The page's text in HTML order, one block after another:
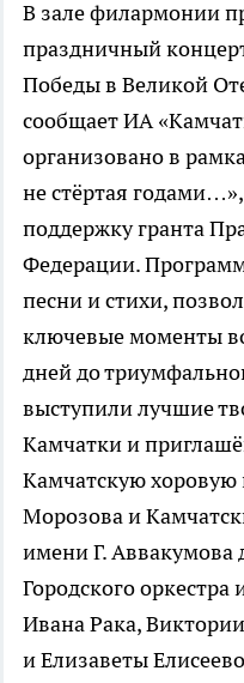
В зале филармонии
праздничный
Победы в Великой
сообщает ИА
организовано в
не стёртая
поддержку гранта
Федерации.
песни и стихи,
ключевые моменты
дней до
выступили лучшие
Камчатки и
Камчатскую хоровую
Морозова и
имени Г. Аввакумова
Городского
Ивана Рака,
и Елизаветы